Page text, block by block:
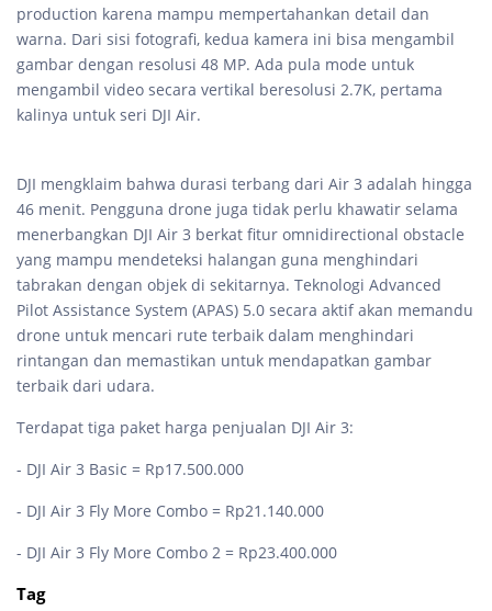
production karena mampu mempertahankan detail dan
warna. Dari sisi fotografi, kedua kamera ini bisa mengambil
gambar dengan resolusi 48 MP. Ada pula mode untuk
mengambil video secara vertikal beresolusi 2.7K, pertama
kalinya untuk seri DJI Air.
DJI mengklaim bahwa durasi terbang dari Air 3 adalah hingga
46 menit. Pengguna drone juga tidak perlu khawatir selama
menerbangkan DJI Air 3 berkat fitur omnidirectional obstacle
yang mampu mendeteksi halangan guna menghindari
tabrakan dengan objek di sekitarnya. Teknologi Advanced
Pilot Assistance System (APAS) 5.0 secara aktif akan memandu
drone untuk mencari rute terbaik dalam menghindari
rintangan dan memastikan untuk mendapatkan gambar
terbaik dari udara.
Terdapat tiga paket harga penjualan DJI Air 3:
- DJI Air 3 Basic = Rp17.500.000
- DJI Air 3 Fly More Combo = Rp21.140.000
- DJI Air 3 Fly More Combo 2 = Rp23.400.000
Tag